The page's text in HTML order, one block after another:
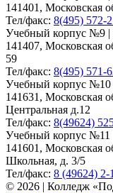
141401, Московская
Тел/факс: 8(495) 572-
Учебный корпус №9
141407, Московская
59
Тел/факс: 8(495) 571-
Учебный корпус №10
141631, Московская
Центральная д.12
Тел/факс: 8(49624)
Учебный корпус №11
141601, Московская
Школьная, д. 3/5
Тел/факс: 8 (49624) 2-
© 2026 | Колледж